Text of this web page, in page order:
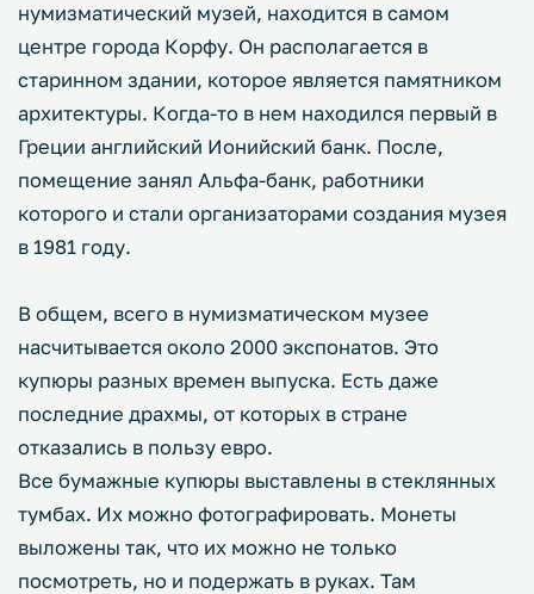
нумизматический музей, находится в самом
центре города Корфу. Он располагается в
старинном здании, которое является памятником
архитектуры. Когда-то в нем находился первый в
Греции английский Ионийский банк. После,
помещение занял Альфа-банк, работники
которого и стали организаторами создания музея
в 1981 году.
В общем, всего в нумизматическом музее
насчитывается около 2000 экспонатов. Это
купюры разных времен выпуска. Есть даже
последние драхмы, от которых в стране
отказались в пользу евро.
Все бумажные купюры выставлены в стеклянных
тумбах. Их можно фотографировать. Монеты
выложены так, что их можно не только
посмотреть, но и подержать в руках. Там